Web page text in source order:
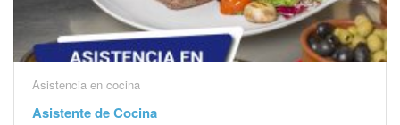
Asistencia en cocina
Asistente de Cocina